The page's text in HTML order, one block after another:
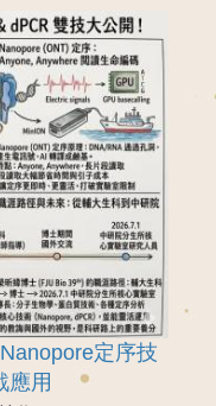
定序技
應用